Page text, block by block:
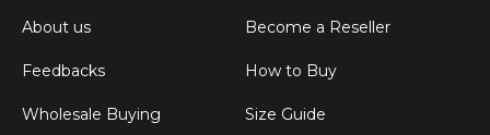
About us
Become a Reseller
Feedbacks How to Buy
Wholesale Buying Size Guide